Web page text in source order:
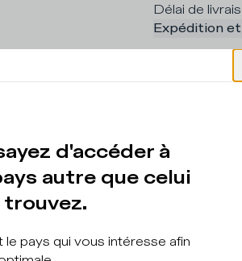
Délai de
Expédition
d'accéder à
autre que celui
trouvez.
pays qui vous intéresse afin